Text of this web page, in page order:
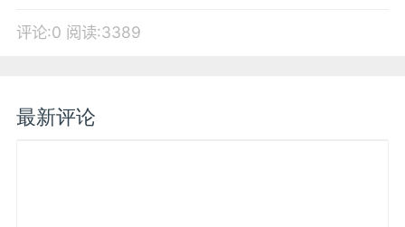
评论:0 阅读:3389
最新评论